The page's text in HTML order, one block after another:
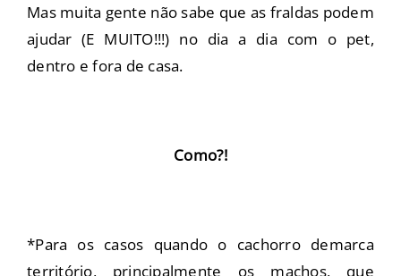
Mas muita gente não sabe que as fraldas podem
ajudar (E MUITO!!!) no dia a dia com o pet,
dentro e fora de casa.
Como?!
*Para os casos quando o cachorro demarca
território, principalmente os machos, que